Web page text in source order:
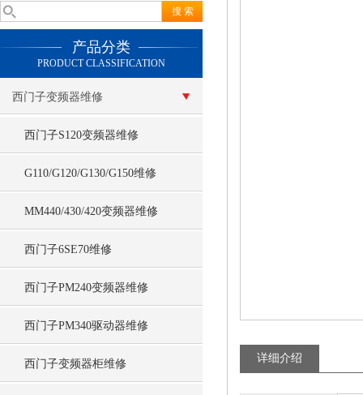
产品分类
PRODUCT CLASSIFICATION
西门子变频器维修
西门子S120变频器维修
G110/G120/G130/G150维修
MM440/430/420变频器维修
西门子6SE70维修
西门子PM240变频器维修
西门子PM340驱动器维修
西门子变频器柜维修 详细介绍